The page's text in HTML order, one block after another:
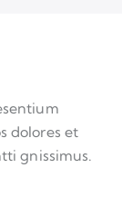
dolores et
gnissimus.